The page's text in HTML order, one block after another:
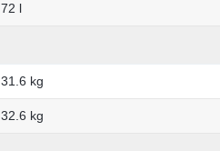
72 l
31.6 kg
32.6 kg